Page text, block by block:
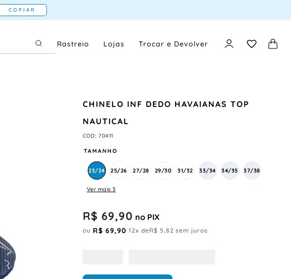
COPIAR
Rastreio Lojas Trocar e Devolver
CHINELO INF DEDO HAVAIANAS TOP
NAUTICAL
COD:70411
TAMANHO
23/24 25/26 27/28 29/30 31/32 33/34 34/35 37/38
Ver mais 3
R$ 69,90 no PIX
ou R$ 69,90 12x deR$ 5,82 sem juros